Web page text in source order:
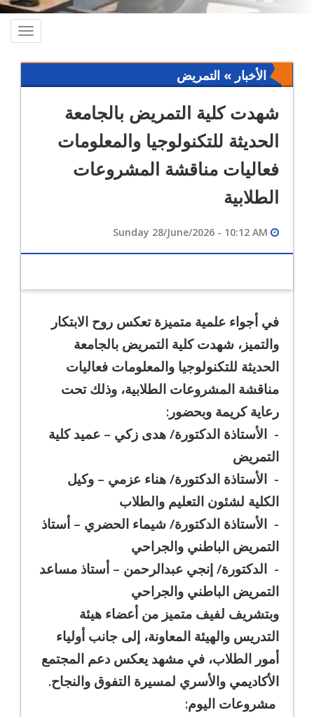
الأخبار » التمريض
شهدت كلية التمريض بالجامعة
الحديثة للتكنولوجيا والمعلومات
فعاليات مناقشة المشروعات
الطلابية
في أجواء علمية متميزة تعكس روح الابتكار
والتميز، شهدت كلية التمريض بالجامعة
الحديثة للتكنولوجيا والمعلومات فعاليات
مناقشة المشروعات الطلابية، وذلك تحت
رعاية كريمة وبحضور:
- الأستاذة الدكتورة/ هدى زكي – عميد كلية
التمريض
- الأستاذة الدكتورة/ هناء عزمي – وكيل
الكلية لشئون التعليم والطلاب
- الأستاذة الدكتورة/ شيماء الحضري – أستاذ
التمريض الباطني والجراحي
- الدكتورة/ إنجي عبدالرحمن – أستاذ مساعد
التمريض الباطني والجراحي
وبتشريف لفيف متميز من أعضاء هيئة
التدريس والهيئة المعاونة، إلى جانب أولياء
أمور الطلاب، في مشهد يعكس دعم المجتمع
الأكاديمي والأسري لمسيرة التفوق والنجاح.
مشروعات اليوم: